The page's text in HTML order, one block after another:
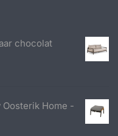
chocolat
Home -